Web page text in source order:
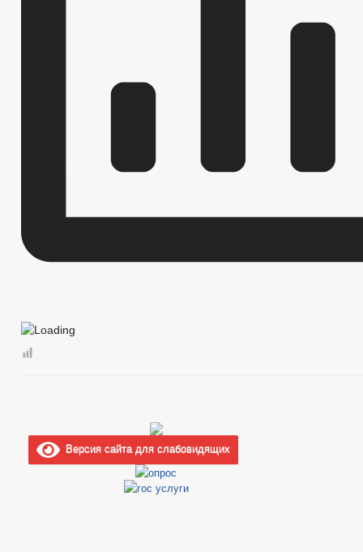
Версия сайта для слабовидящих